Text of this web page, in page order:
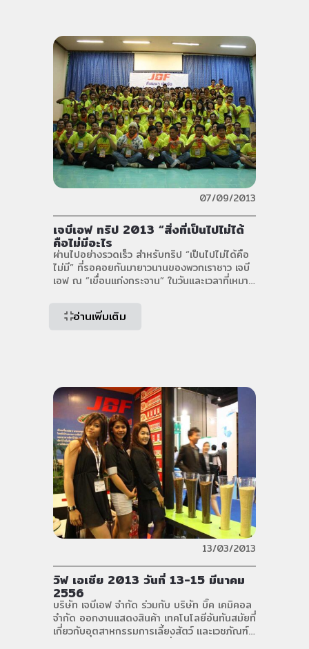
07/09/2013
เจบีเอฟ ทริป 2013 “สิ่งที่เป็นไปไม่ได้
คือไม่มีอะไร
ผ่านไปอย่างรวดเร็ว สำหรับทริป “เป็นไปไม่ได้คือ
ไม่มี” ที่รอคอยกันมายาวนานของพวกเราชาว เจบี
เอฟ ณ ”เขื่อนแก่งกระจาน” ในวันและเวลาที่เหมาะ
เดินทางในครั้งนี้เริ่มต้นจากบริษัท เจบีเอฟ
กำแพงแสน การออกเดินทางครั้งนี้ถึง จ.เพชรบุรี
อ่านเพิ่มเติม
13/03/2013
วิฟ เอเชีย 2013 วันที่ 13-15 มีนาคม
2556
บริษัท เจบีเอฟ จำกัด ร่วมกับ บริษัท บิ๊ค เคมิคอล
จำกัด ออกงานแสดงสินค้า เทคโนโลยีอันทันสมัยที่
เกี่ยวกับอุตสาหกรรมการเลี้ยงสัตว์ และเวชภัณฑ์